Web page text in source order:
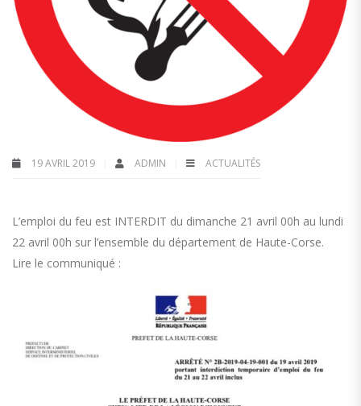
19 AVRIL 2019 ADMIN ACTUALITÉS
L’emploi du feu est INTERDIT du dimanche 21 avril 00h au lundi
22 avril 00h sur l’ensemble du département de Haute-Corse.
Lire le communiqué :